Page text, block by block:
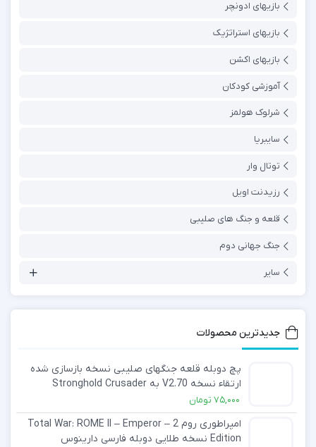
بازیهای ادونچر
بازیهای استراتژیک
بازیهای اکشن
آموزشی کودکان
شرلوک هولمز
سایبریا
توتال وار
رزیدنت اویل
قلعه و جنگ های صلیبی
جنگ جهانی دوم
سایر
جدیدترین محصولات
پچ دوبله قلعه جنگهای صلیبی نسخه بازسازی شده
ارتقاء نسخه V2.70 به Stronghold Crusader
Definitive Edition V2.80 دوبله فارسی دارینوس
75,000 تومان
امپراطوری روم 2 – Total War: ROME II – Emperor
Edition نسخه طلایی دوبله فارسی دارینوس